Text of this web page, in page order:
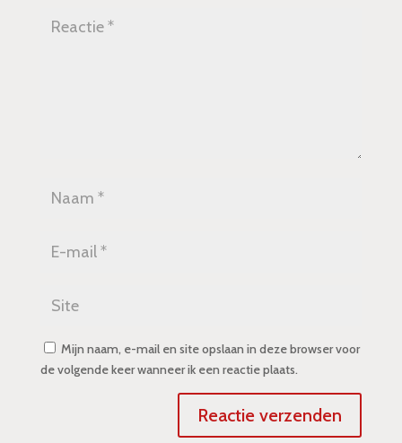
Mijn naam, e-mail en site opslaan in deze browser voor
de volgende keer wanneer ik een reactie plaats.